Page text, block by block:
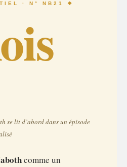
· N° NB21 ❖
se lit d’abord dans un épisode
comme un